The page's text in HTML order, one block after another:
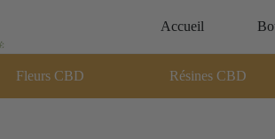
Accueil
Fleurs CBD Résines CBD